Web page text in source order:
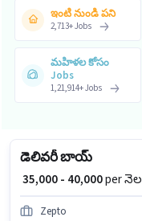
ఇంటి నుండి పని
2,713+Jobs
మహిళల కోసం
Jobs
1,21,914+Jobs
డెలివరీ బాయ్
₹ 35,000 - 40,000per నెల
Zepto